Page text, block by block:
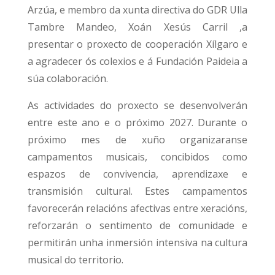
Arzúa, e membro da xunta directiva do GDR Ulla
Tambre Mandeo, Xoán Xesús Carril ,a
presentar o proxecto de cooperación Xílgaro e
a agradecer ós colexios e á Fundación Paideia a
súa colaboración.
As actividades do proxecto se desenvolverán
entre este ano e o próximo 2027. Durante o
próximo mes de xuño organizaranse
campamentos musicais, concibidos como
espazos de convivencia, aprendizaxe e
transmisión cultural. Estes campamentos
favorecerán relacións afectivas entre xeracións,
reforzarán o sentimento de comunidade e
permitirán unha inmersión intensiva na cultura
musical do territorio.